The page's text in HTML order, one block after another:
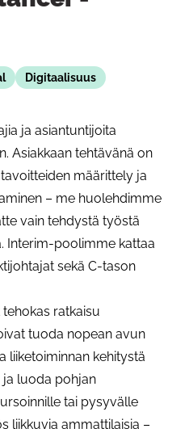
Digitaalisuus
ja asiantuntijoita
Asiakkaan tehtävänä on
määrittely ja
– me huolehdimme
vain tehdystä työstä
Interim-poolimme kattaa
sekä C-tason
ratkaisu
tuoda nopean avun
liiketoiminnan kehitystä
luoda pohjan
tai pysyvälle
liikkuvia ammattilaisia –